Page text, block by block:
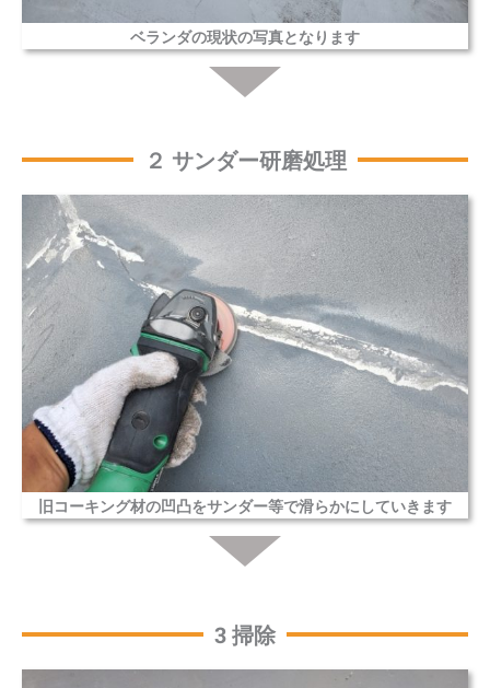
ベランダの現状の写真となります
２ サンダー研磨処理
旧コーキング材の凹凸をサンダー等で滑らかにしていきます
3 掃除